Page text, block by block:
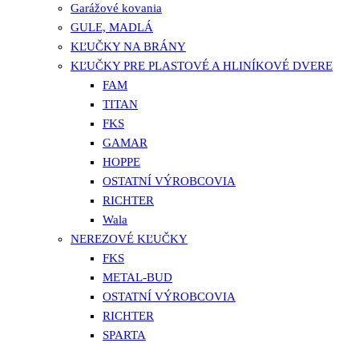
Garážové kovania
GULE, MADLÁ
KĽUČKY NA BRÁNY
KĽUČKY PRE PLASTOVÉ A HLINÍKOVÉ DVERE
FAM
TITAN
FKS
GAMAR
HOPPE
OSTATNÍ VÝROBCOVIA
RICHTER
Wala
NEREZOVÉ KĽUČKY
FKS
METAL-BUD
OSTATNÍ VÝROBCOVIA
RICHTER
SPARTA